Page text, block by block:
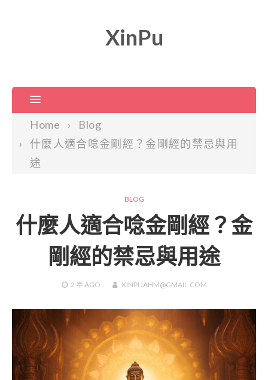
XinPu
Home
Blog
什麼人適合唸金剛經？金剛經的禁忌與用
途
BLOG
什麼人適合唸金剛經？金
剛經的禁忌與用途
2 年AGO XINPUAHM@GMAIL.COM